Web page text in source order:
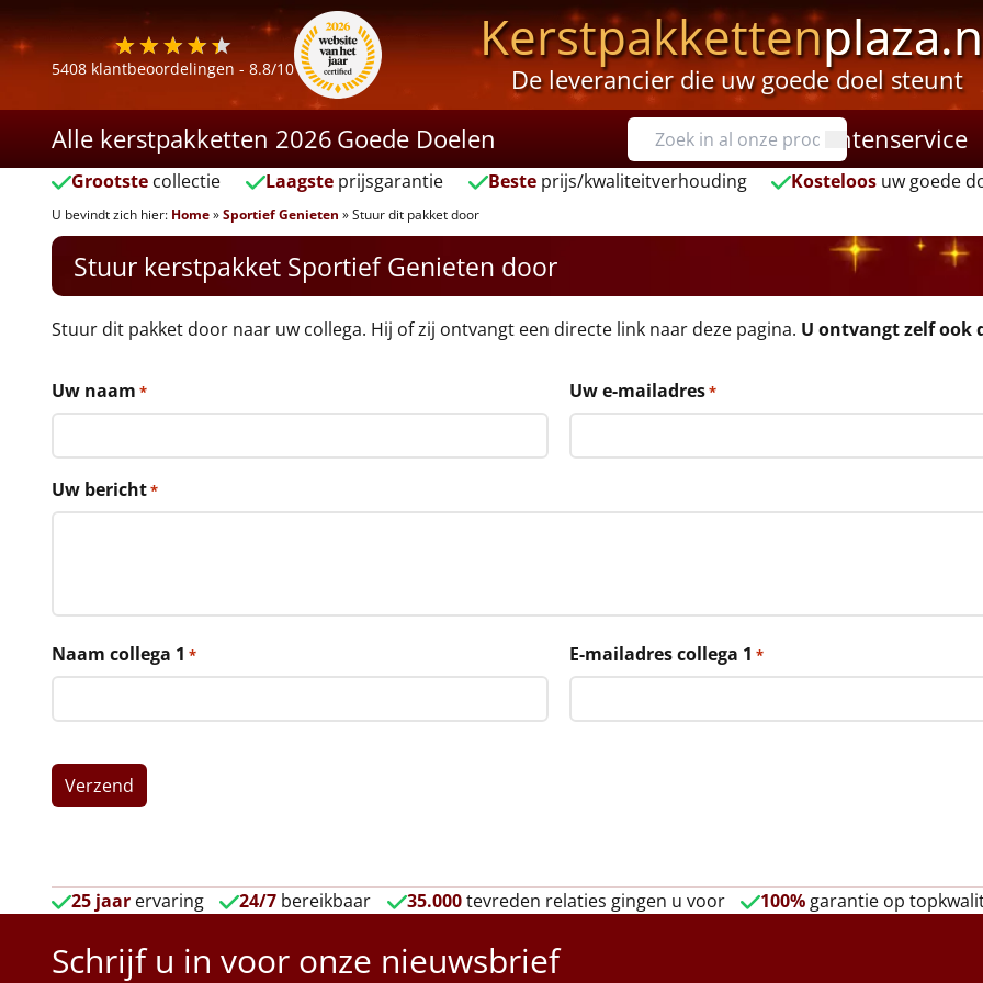
5408 klantbeoordelingen - 8.8/10 Kerstpakketten
De leverancier die uw goede doel steunt
Alle kerstpakketten 2026 Goede Doelen Klantenservice
Grootste collectie Laagsteprijsgarantie Besteprijs/kwaliteitverhouding Kosteloos uw goede
U bevindt zich hier: Home»Sportief Genieten »Stuur dit pakket door
Stuur kerstpakket Sportief Genieten door
Stuur dit pakket door naar uw collega. Hij of zij ontvangt een directe link naar deze pagina. U ontvangt zelf ook
Uw naam * Uw e-mailadres*
Uw bericht*
Naam collega 1 * E-mailadres collega 1 *
25 jaar ervaring 24/7 bereikbaar 35.000tevreden relaties gingen u voor 100%garantie op
Schrijf u in voor onze nieuwsbrief